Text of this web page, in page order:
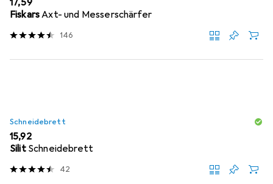
EUR
17,59
FiskarsAxt- und Messerschärfer
146
Schneidebrett
EUR
15,92
Silit Schneidebrett
42